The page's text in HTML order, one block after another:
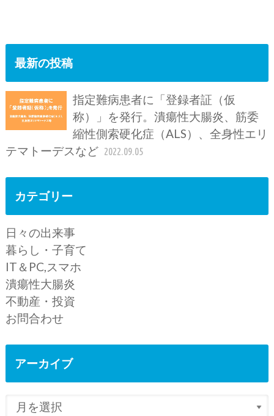
最新の投稿
指定難病患者に「登録者証（仮
称）」を発行。潰瘍性大腸炎、筋委
縮性側索硬化症（ALS）、全身性エリ
テマトーデスなど 2022.09.05
カテゴリー
日々の出来事
暮らし・子育て
IT＆PC,スマホ
潰瘍性大腸炎
不動産・投資
お問合わせ
アーカイブ